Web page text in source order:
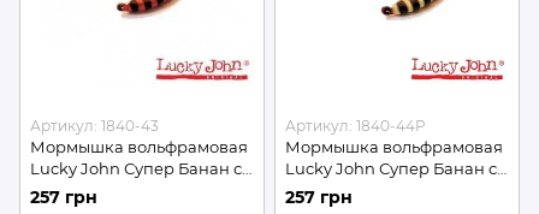
Артикул: 1840-43
Мормышка вольфрамовая
Lucky John Супер Банан с
петелькой 4 мм. 0.85г
257 грн
Артикул: 1840-44P
Мормышка вольфрамовая
Lucky John Супер Банан с
петелькой 4 мм. 0.85 (1840-
257 грн